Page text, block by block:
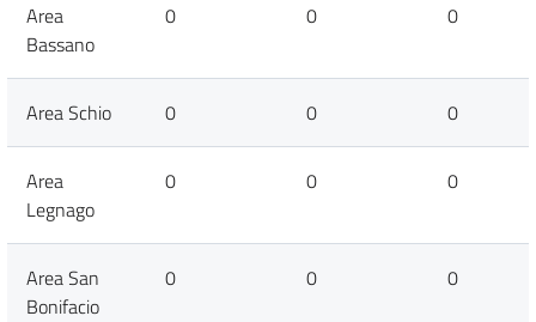
Area
Bassano
0 0 0
Area Schio 0 0 0
Area
Legnago
0 0 0
Area San
Bonifacio
0 0 0